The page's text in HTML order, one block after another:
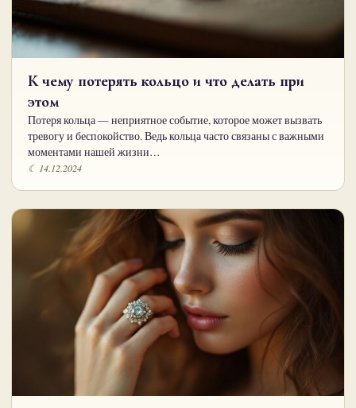
К чему потерять кольцо и что делать при
этом
Потеря кольца — неприятное событие, которое может вызвать
тревогу и беспокойство. Ведь кольца часто связаны с важными
моментами нашей жизни…
☾ 14.12.2024